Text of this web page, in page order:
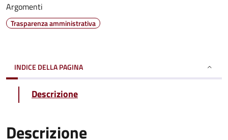
Argomenti
Trasparenza amministrativa
INDICE DELLA PAGINA
Descrizione
Descrizione